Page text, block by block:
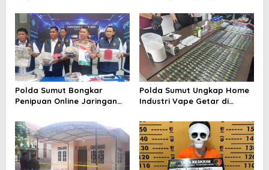
Jaksel
Orang
Polda Sumut Bongkar
Penipuan Online Jaringan
Rp 6,7 Miliar
Polda Sumut Ungkap Home
Industri Vape Getar di